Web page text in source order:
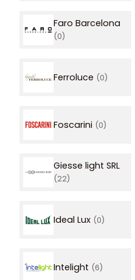
Faro Barcelona
(0)
Ferroluce (0)
Foscarini (0)
Giesse light SRL
(22)
Ideal Lux (0)
Intelight (6)